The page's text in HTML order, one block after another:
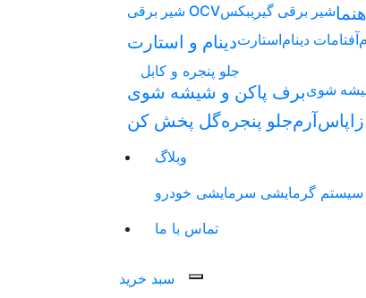
شیر برقی OCVشیر برقی گیریبکس
دینام و استارتاستارتآفتامات دینام
جلو پنجره و کابل
برف پاکن و شیشه شویشوی
گل پخش کنجلو پنجرهآرم
وبلاگ
سیستم گرمایشی سرمایشی خودرو
تماس با ما
سبد خرید